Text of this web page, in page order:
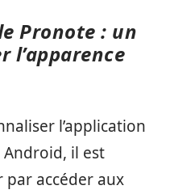
Pronote : un
l’apparence
l’application
il est
par accéder aux